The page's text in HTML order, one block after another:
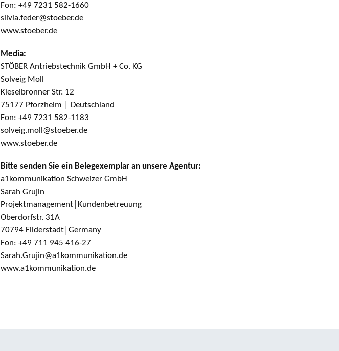
Fon: +49 7231 582-1660
silvia.feder@stoeber.de
www.stoeber.de
Media:
STÖBER Antriebstechnik GmbH + Co. KG
Solveig Moll
Kieselbronner Str. 12
75177 Pforzheim │ Deutschland
Fon: +49 7231 582-1183
solveig.moll@stoeber.de
www.stoeber.de
Bitte senden Sie ein Belegexemplar an unsere Agentur:
a1kommunikation Schweizer GmbH
Sarah Grujin
Projektmanagement│Kundenbetreuung
Oberdorfstr. 31A
70794 Filderstadt│Germany
Fon: +49 711 945 416-27
Sarah.Grujin@a1kommunikation.de
www.a1kommunikation.de